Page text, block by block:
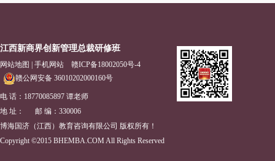
江西新商界创新管理总裁研修班
网站地图 手机网站
赣ICP备18002050号-4
赣公网安备 36010202000160号
电 话：18770085897 谭老师
地 址： 邮 编：330006
博海国济（江西）教育咨询有限公司 版权所有！
Copyright ©2015 BHEMBA.COM All Rights Reserved